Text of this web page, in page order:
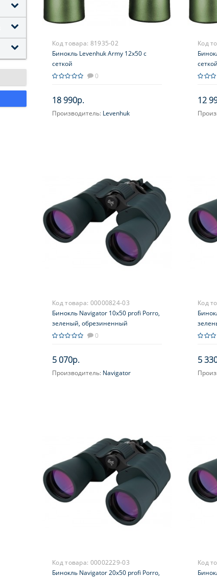
Код товара: 81935-02
Бинокль Levenhuk Army 12x50 с
сеткой
0
18 990р.
Производитель: Levenhuk
Код
сеткой
12
Код товара: 00000824-03
Бинокль Navigator 10х50 profi Porro,
зеленый, обрезиненный
0
5 070р.
Производитель: Navigator
Код
5
Код товара: 00002229-03
Бинокль Navigator 20х50 profi Porro,
Код